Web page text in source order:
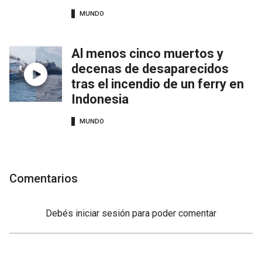
MUNDO
Al menos cinco muertos y
decenas de desaparecidos
tras el incendio de un ferry en
Indonesia
MUNDO
Comentarios
Debés iniciar sesión para poder comentar